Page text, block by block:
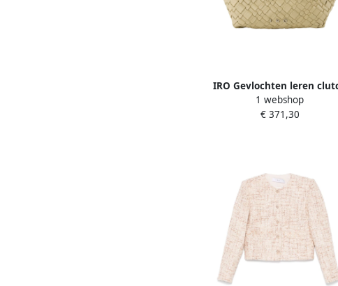
IRO Gevlochten leren
Lente-Zomer 2025 Beige
1 webshop
€ 371,30